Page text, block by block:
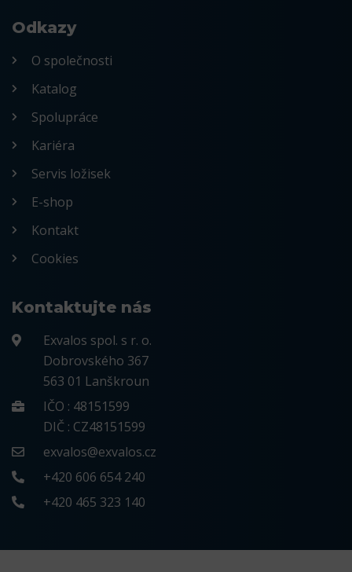
Odkazy
O společnosti
Katalog
Spolupráce
Kariéra
Servis ložisek
E-shop
Kontakt
Cookies
Kontaktujte nás
Exvalos spol. s r. o.
Dobrovského 367
563 01 Lanškroun
IČO : 48151599
DIČ : CZ48151599
exvalos@exvalos.cz
+420 606 654 240
+420 465 323 140